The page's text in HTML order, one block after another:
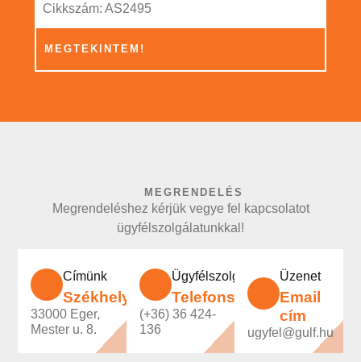
Cikkszám: AS2495
MEGTEKINTEM!
MEGRENDELÉS
Megrendeléshez kérjük vegye fel kapcsolatot
ügyfélszolgálatunkkal!
Címünk
Székhely
33000 Eger,
Mester u. 8.
Ügyfélszolgálatunk
Telefonszám
(+36) 36 424-
136
Üzenet
Email
cím
ugyfel@gulf.hu